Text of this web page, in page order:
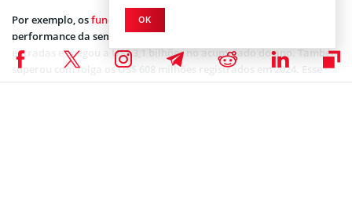
Por exemplo, osfundos de XRP
performance da semana. O token recebeu US$ 245 milhões em
entradas e chegou a US$ 3,1 bilhões no acumulado do ano. Também
superou com folga os US$ 608 milhões registrados em 2024. Esse
crescimento mostra como os fundos de criptomoedas estão se
OK